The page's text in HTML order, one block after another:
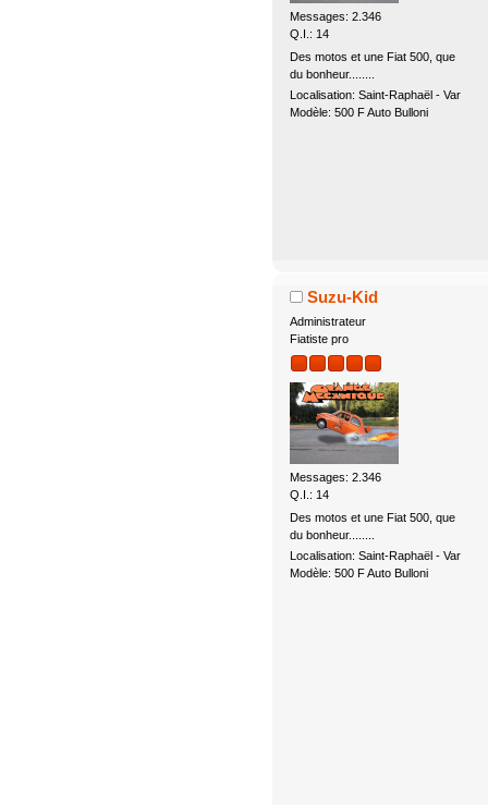
Messages: 2.346
Q.I.: 14
Des motos et une Fiat 500, que
du bonheur........
Localisation: Saint-Raphaël - Var
Modèle: 500 F Auto Bulloni
Suzu-Kid
Administrateur
Fiatiste pro
Messages: 2.346
Q.I.: 14
Des motos et une Fiat 500, que
du bonheur........
Localisation: Saint-Raphaël - Var
Modèle: 500 F Auto Bulloni